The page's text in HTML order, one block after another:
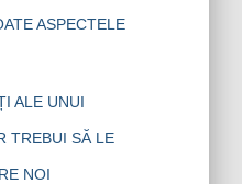
ASPECTELE
ALE UNUI
TREBUI SĂ LE
NOI